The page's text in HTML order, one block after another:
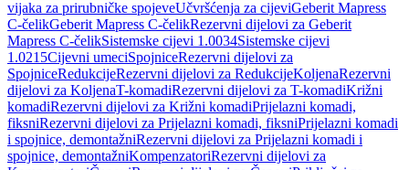
vijaka za prirubničke spojeveUčvršćenja za cijeviGeberit Mapress
C-čelikGeberit Mapress C-čelikRezervni dijelovi za Geberit
Mapress C-čelikSistemske cijevi 1.0034Sistemske cijevi
1.0215Cijevni umeciSpojniceRezervni dijelovi za
SpojniceRedukcijeRezervni dijelovi za RedukcijeKoljenaRezervni
dijelovi za KoljenaT-komadiRezervni dijelovi za T-komadiKrižni
komadiRezervni dijelovi za Križni komadiPrijelazni komadi,
fiksniRezervni dijelovi za Prijelazni komadi, fiksniPrijelazni komadi
i spojnice, demontažniRezervni dijelovi za Prijelazni komadi i
spojnice, demontažniKompenzatoriRezervni dijelovi za